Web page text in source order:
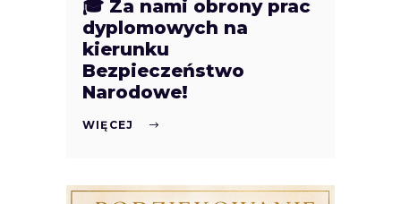
🎓 Za nami obrony prac
dyplomowych na
kierunku
Bezpieczeństwo
Narodowe!
WIĘCEJ